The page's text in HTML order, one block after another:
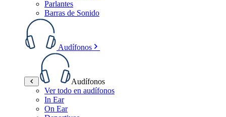
Parlantes
Barras de Sonido
Audífonos
Audífonos
Ver todo en audífonos
In Ear
On Ear